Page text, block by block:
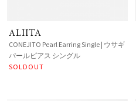
ALIITA
CONEJITO Pearl Earring Single | ウサギ
パールピアス シングル
SOLDOUT